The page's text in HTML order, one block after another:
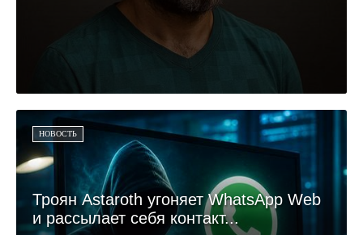
НОВОСТЬ
Троян Astaroth угоняет WhatsApp Web
и рассылает себя контакт...